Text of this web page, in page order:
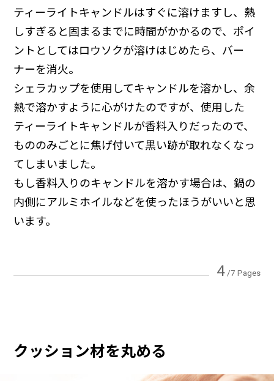
ティーライトキャンドルはすぐに溶けますし、熱
しすぎると固まるまでに時間がかかるので、ポイ
ントとしてはロウソクが溶けはじめたら、バー
ナーを消火。
シェラカップを使用してキャンドルを溶かし、余
熱で溶かすように心がけたのですが、使用した
ティーライトキャンドルが香料入りだったので、
もののみごとに焦げ付いて黒い跡が取れなくなっ
てしまいました。
もし香料入りのキャンドルを溶かす場合は、鍋の
内側にアルミホイルなどを使ったほうがいいと思
います。
4/7 Pages
クッション材を丸める